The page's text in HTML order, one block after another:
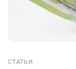
СТАТЬИ